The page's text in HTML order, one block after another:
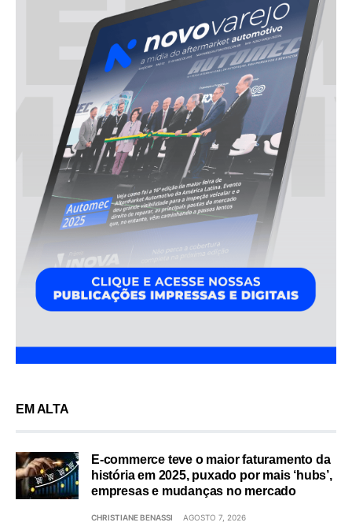
EM ALTA
E-commerce teve o maior faturamento da
história em 2025, puxado por mais ‘hubs’,
empresas e mudanças no mercado
CHRISTIANE BENASSI AGOSTO 7, 2026